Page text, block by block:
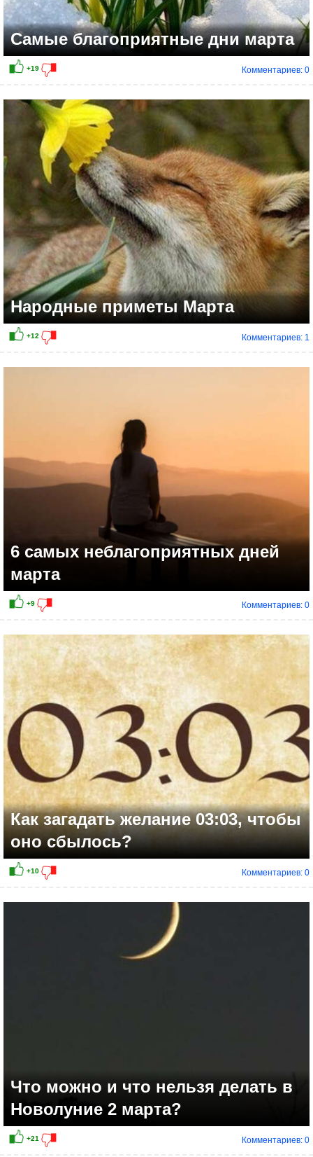
+8
+8
Самые благоприятные дни марта
Комментариев: 0
Народные приметы Марта
Комментариев: 1
6 самых неблагоприятных дней
марта
Комментариев: 0
Как загадать желание 03:03, чтобы
оно сбылось?
Комментариев: 0
Что можно и что нельзя делать в
Новолуние 2 марта?
Комментариев: 0